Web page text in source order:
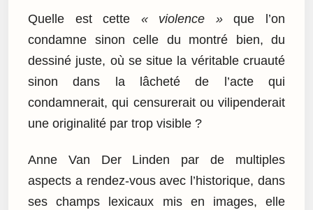
Quelle est cette « violence »que l’on
condamne sinon celle du montré bien, du
dessiné juste, où se situe la véritable cruauté
sinon dans la lâcheté de l’acte qui
condamnerait, qui censurerait ou vilipenderait
une originalité par trop visible ?
Anne Van Der Linden par de multiples
aspects a rendez-vous avec l’historique, dans
ses champs lexicaux mis en images, elle